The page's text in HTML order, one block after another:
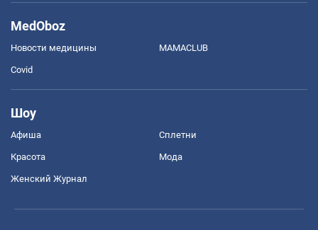
MedOboz
Новости медицины MAMACLUB
Covid
Шоу
Афиша Сплетни
Красота Мода
Женский Журнал